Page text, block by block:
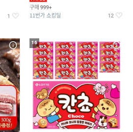
1
구매 999+
11번가 쇼킹딜 12
16